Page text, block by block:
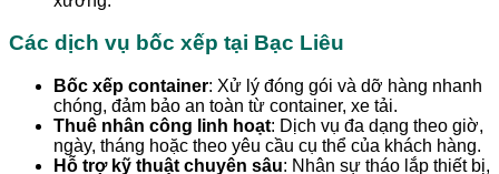
Các dịch vụ bốc xếp tại Bạc Liêu
Bốc xếp container: Xử lý đóng gói và dỡ hàng nhanh
chóng, đảm bảo an toàn từ container, xe tải.
Thuê nhân công linh hoạt: Dịch vụ đa dạng theo giờ,
ngày, tháng hoặc theo yêu cầu cụ thể của khách hàng.
Hỗ trợ kỹ thuật chuyên sâu: Nhân sự tháo lắp thiết bị,